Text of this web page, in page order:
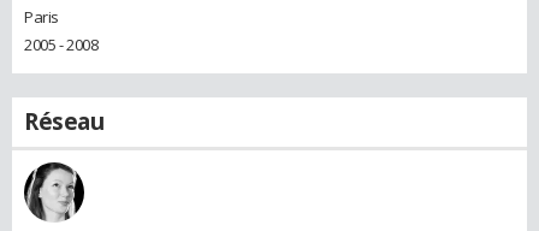
Paris
2005 - 2008
Réseau